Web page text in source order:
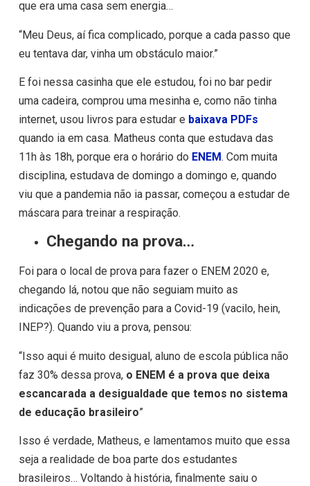
que era uma casa sem energia…
“Meu Deus, aí fica complicado, porque a cada passo que
eu tentava dar, vinha um obstáculo maior.”
E foi nessa casinha que ele estudou, foi no bar pedir
uma cadeira, comprou uma mesinha e, como não tinha
internet, usou livros para estudar e baixava PDFs
quando ia em casa. Matheus conta que estudava das
11h às 18h, porque era o horário do ENEM. Com muita
disciplina, estudava de domingo a domingo e, quando
viu que a pandemia não ia passar, começou a estudar de
máscara para treinar a respiração.
Chegando na prova…
Foi para o local de prova para fazer o ENEM 2020 e,
chegando lá, notou que não seguiam muito as
indicações de prevenção para a Covid-19 (vacilo, hein,
INEP?). Quando viu a prova, pensou:
“Isso aqui é muito desigual, aluno de escola pública não
faz 30% dessa prova, o ENEM é a prova que deixa
escancarada a desigualdade que temos no sistema
de educação brasileiro”
Isso é verdade, Matheus, e lamentamos muito que essa
seja a realidade de boa parte dos estudantes
brasileiros… Voltando à história, finalmente saiu o